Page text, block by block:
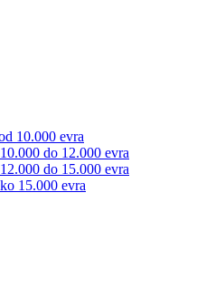
10.000 evra
do 12.000 evra
do 15.000 evra
15.000 evra